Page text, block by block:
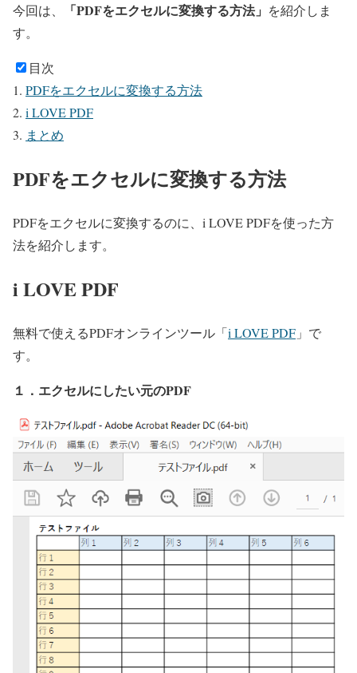
今回は、 「PDFをエクセルに変換する方法」 を紹介しま
す。
目次
PDFをエクセルに変換する方法
i LOVE PDF
まとめ
PDFをエクセルに変換する方法
PDFをエクセルに変換するのに、i LOVE PDFを使った方
法を紹介します。
i LOVE PDF
無料で使えるPDFオンラインツール「i LOVE PDF 」で
す。
１．エクセルにしたい元のPDF